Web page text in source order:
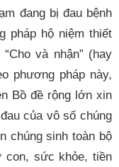
đang bị đau bệnh
pháp hộ niệm thiết
và nhận” (hay
phương pháp này,
Bồ đề rộng lớn xin
của vô số chúng
chúng sinh toàn bộ
con, sức khỏe, tiền